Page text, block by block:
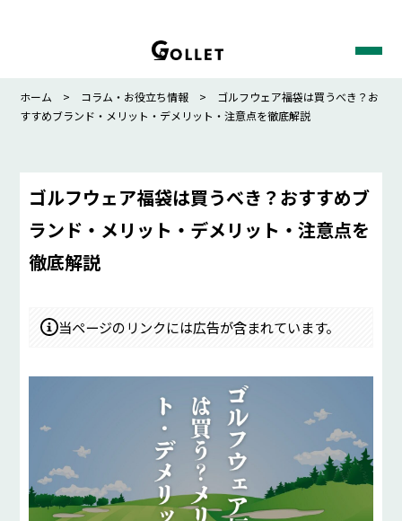
ホーム > コラム・お役立ち情報 > ゴルフウェア福袋は買うべき？お
すすめブランド・メリット・デメリット・注意点を徹底解説
ゴルフウェア福袋は買うべき？おすすめブ
ランド・メリット・デメリット・注意点を
徹底解説
当ページのリンクには広告が含まれています。